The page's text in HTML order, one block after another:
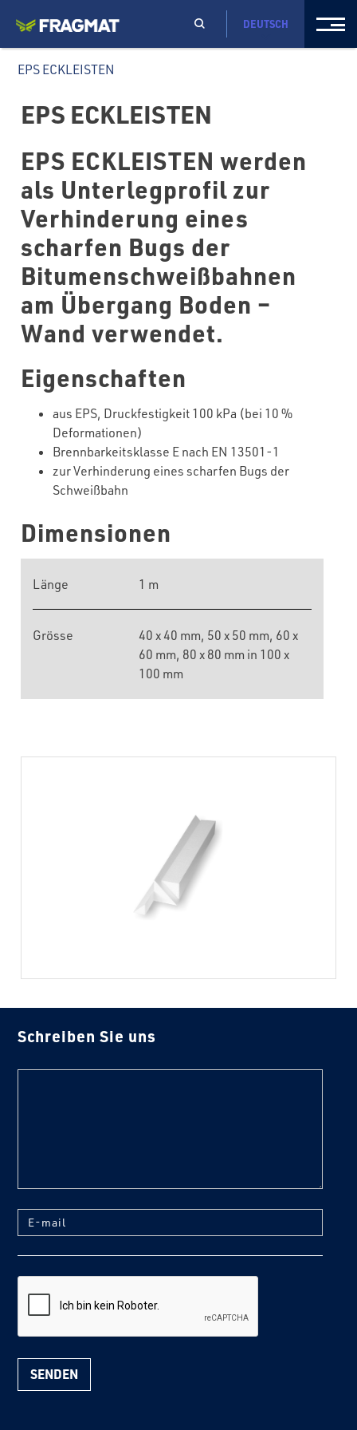
DEUTSCH
EPS ECKLEISTEN
EPS ECKLEISTEN
EPS ECKLEISTEN werden
als Unterlegprofil zur
Verhinderung eines
scharfen Bugs der
Bitumenschweißbahnen
am Übergang Boden –
Wand verwendet.
Eigenschaften
aus EPS, Druckfestigkeit 100 kPa (bei 10 %
Deformationen)
Brennbarkeitsklasse E nach EN 13501-1
zur Verhinderung eines scharfen Bugs der
Schweißbahn
Dimensionen
Länge 1 m
Grösse
40 x 40 mm, 50 x 50 mm, 60 x
60 mm, 80 x 80 mm in 100 x
100 mm
Schreiben Sie uns
E-mail